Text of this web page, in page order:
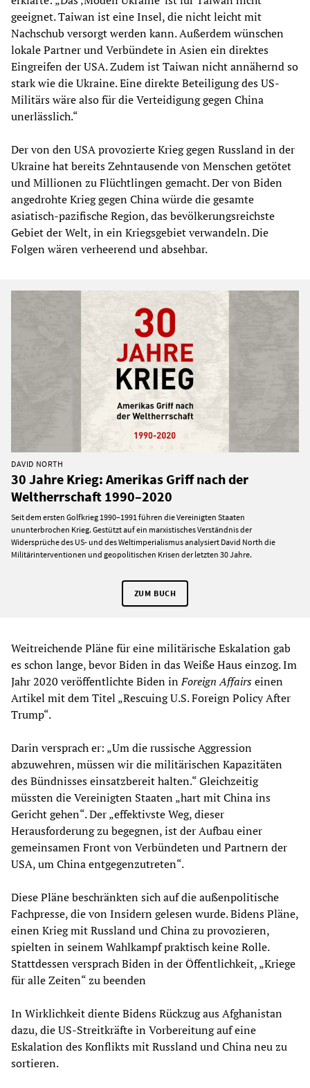
geeignet. Taiwan ist eine Insel, die nicht leicht mit
Nachschub versorgt werden kann. Außerdem wünschen
lokale Partner und Verbündete in Asien ein direktes
Eingreifen der USA. Zudem ist Taiwan nicht annähernd so
stark wie die Ukraine. Eine direkte Beteiligung des US-
Militärs wäre also für die Verteidigung gegen China
unerlässlich.“
Der von den USA provozierte Krieg gegen Russland in der
Ukraine hat bereits Zehntausende von Menschen getötet
und Millionen zu Flüchtlingen gemacht. Der von Biden
angedrohte Krieg gegen China würde die gesamte
asiatisch-pazifische Region, das bevölkerungsreichste
Gebiet der Welt, in ein Kriegsgebiet verwandeln. Die
Folgen wären verheerend und absehbar.
DAVID NORTH
30 Jahre Krieg: Amerikas Griff nach der
Weltherrschaft 1990–2020
Seit dem ersten Golfkrieg 1990–1991 führen die Vereinigten Staaten
ununterbrochen Krieg. Gestützt auf ein marxistisches Verständnis der
Widersprüche des US- und des Weltimperialismus analysiert David North die
Militärinterventionen und geopolitischen Krisen der letzten 30 Jahre.
ZUM BUCH
Weitreichende Pläne für eine militärische Eskalation gab
es schon lange, bevor Biden in das Weiße Haus einzog. Im
Jahr 2020 veröffentlichte Biden inForeign Affairseinen
Artikel mit dem Titel „Rescuing U.S. Foreign Policy After
Trump“.
Darin versprach er: „Um die russische Aggression
abzuwehren, müssen wir die militärischen Kapazitäten
des Bündnisses einsatzbereit halten.“ Gleichzeitig
müssten die Vereinigten Staaten „hart mit China ins
Gericht gehen“. Der „effektivste Weg, dieser
Herausforderung zu begegnen, ist der Aufbau einer
gemeinsamen Front von Verbündeten und Partnern der
USA, um China entgegenzutreten“.
Diese Pläne beschränkten sich auf die außenpolitische
Fachpresse, die von Insidern gelesen wurde. Bidens Pläne,
einen Krieg mit Russland und China zu provozieren,
spielten in seinem Wahlkampf praktisch keine Rolle.
Stattdessen versprach Biden in der Öffentlichkeit, „Kriege
für alle Zeiten“ zu beenden
In Wirklichkeit diente Bidens Rückzug aus Afghanistan
dazu, die US-Streitkräfte in Vorbereitung auf eine
Eskalation des Konflikts mit Russland und China neu zu
sortieren.